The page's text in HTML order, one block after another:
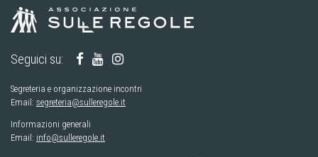
Seguici su:
Segreteria e organizzazione incontri
Email: segreteria@sulleregole.it
Informazioni generali
Email: info@sulleregole.it